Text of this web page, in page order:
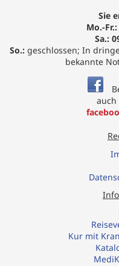
Sie
Mo.-
Sa.:
So.:geschlossen; In
bekannte
auch
R
Kur mit